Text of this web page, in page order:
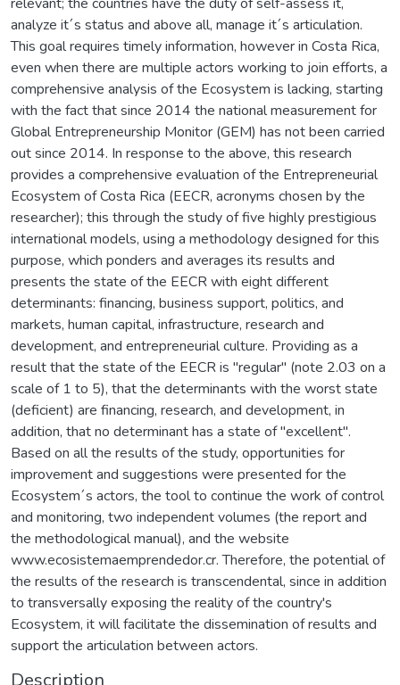
analyze it´s status and above all, manage it´s articulation.
This goal requires timely information, however in Costa Rica,
even when there are multiple actors working to join efforts, a
comprehensive analysis of the Ecosystem is lacking, starting
with the fact that since 2014 the national measurement for
Global Entrepreneurship Monitor (GEM) has not been carried
out since 2014. In response to the above, this research
provides a comprehensive evaluation of the Entrepreneurial
Ecosystem of Costa Rica (EECR, acronyms chosen by the
researcher); this through the study of five highly prestigious
international models, using a methodology designed for this
purpose, which ponders and averages its results and
presents the state of the EECR with eight different
determinants: financing, business support, politics, and
markets, human capital, infrastructure, research and
development, and entrepreneurial culture. Providing as a
result that the state of the EECR is "regular" (note 2.03 on a
scale of 1 to 5), that the determinants with the worst state
(deficient) are financing, research, and development, in
addition, that no determinant has a state of "excellent".
Based on all the results of the study, opportunities for
improvement and suggestions were presented for the
Ecosystem´s actors, the tool to continue the work of control
and monitoring, two independent volumes (the report and
the methodological manual), and the website
www.ecosistemaemprendedor.cr. Therefore, the potential of
the results of the research is transcendental, since in addition
to transversally exposing the reality of the country's
Ecosystem, it will facilitate the dissemination of results and
support the articulation between actors.
Description